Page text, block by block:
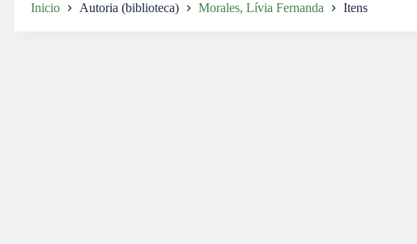
Inicio Autoria (biblioteca) Morales, Lívia Fernanda Itens